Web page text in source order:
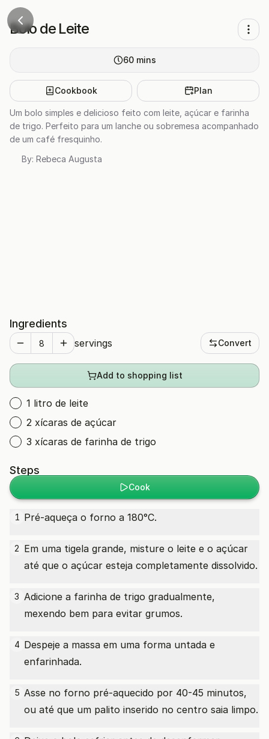
Bolo de Leite
60 mins
Cookbook Plan
Um bolo simples e delicioso feito com leite, açúcar e farinha
de trigo. Perfeito para um lanche ou sobremesa acompanhado
de um café fresquinho.
By: Rebeca Augusta
Ingredients
servings Convert
Add to shopping list
1 litro de leite
2 xícaras de açúcar
3 xícaras de farinha de trigo
Steps
Cook
1 Pré-aqueça o forno a 180°C.
2 Em uma tigela grande, misture o leite e o açúcar
até que o açúcar esteja completamente dissolvido.
3 Adicione a farinha de trigo gradualmente,
mexendo bem para evitar grumos.
4 Despeje a massa em uma forma untada e
enfarinhada.
5 Asse no forno pré-aquecido por 40-45 minutos,
ou até que um palito inserido no centro saia limpo.